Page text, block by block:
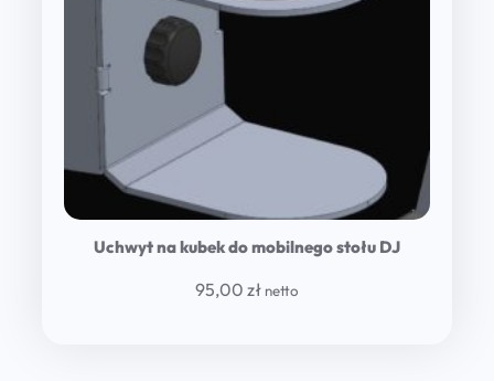
Uchwyt na kubek do mobilnego stołu DJ
95,00 zł netto